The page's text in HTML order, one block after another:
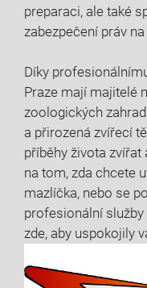
preparaci, ale​ také
zabezpečení práv
Díky
Praze ‌mají majitelé
zoologických
a přirozená zvířecí
příběhy života zvířat
na tom,‍ zda chcete
⁤mazlíčka, nebo se
profesionální služby
zde, aby uspokojily‌